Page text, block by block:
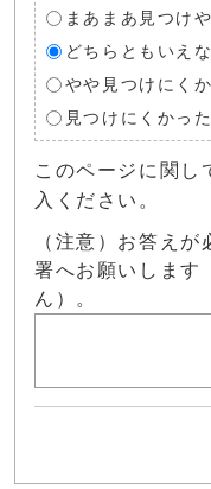
まあまあ見つけ
どちらともいえ
やや見つけにく
見つけにくかった
このページに関し
入ください。
（注意）お答え
署へお願いします
ん）。